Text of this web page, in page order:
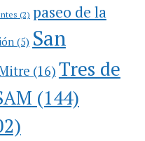
(2) paseo de la
(5) San
(16) Tres de
(144)